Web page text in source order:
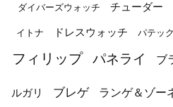
ダイバーズウォッチ チューダー
イトナ ドレスウォッチ パテッ
フィリップ
パネライ ブ
ルガリ ブレゲ ランゲ＆ゾー